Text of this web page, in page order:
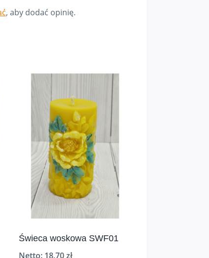
, aby dodać opinię.
Świeca woskowa SWF01
Netto: 18,70zł